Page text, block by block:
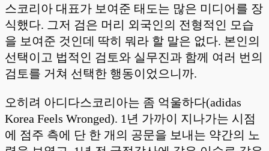
스코리아 대표가 보여준 태도는 많은 미디어를 장
식했다. 그저 검은 머리 외국인의 전형적인 모습
을 보여준 것인데 딱히 뭐라 할 말은 없다. 본인의
선택이고 법적인 검토와 실무진과 함께 여러 번의
검토를 거쳐 선택한 행동이었으니까.
오히려 아디다스코리아는 좀 억울하다(adidas
Korea Feels Wronged). 1년 가까이 지나가는 시점
에 점주 측에 단 한 개의 공문을 보내는 약간의 노